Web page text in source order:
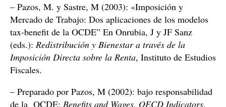
– Pazos, M. y Sastre, M (2003): «Imposición y
Mercado de Trabajo: Dos aplicaciones de los modelos
tax-benefit de la OCDE” En Onrubia, J y JF Sanz
(eds.): Redistribución y Bienestar a través de la
Imposición Directa sobre la Renta, Instituto de Estudios
Fiscales.
– Preparado por Pazos, M (2002): bajo responsabilidad
de la OCDE: Benefits and Wages, OECD Indicators.